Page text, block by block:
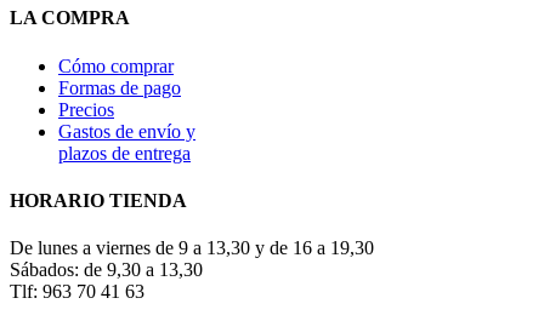
LA COMPRA
Cómo comprar
Formas de pago
Precios
Gastos de envío y
plazos de entrega
HORARIO TIENDA
De lunes a viernes de 9 a 13,30 y de 16 a 19,30
Sábados: de 9,30 a 13,30
Tlf: 963 70 41 63